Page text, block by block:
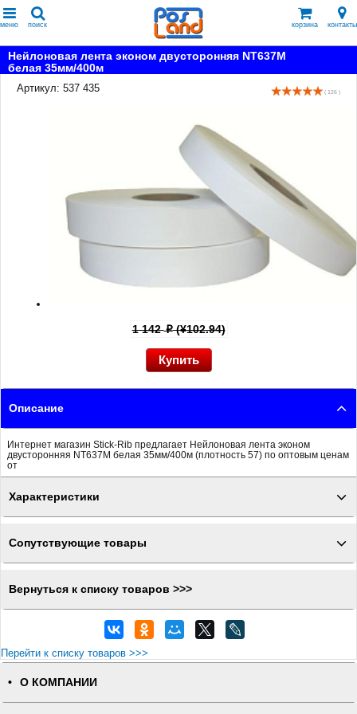
меню поиск корзина контакты
Нейлоновая лента эконом двусторонняя NT637M
белая 35мм/400м
Артикул: 537 435
( 126 )
1 142p(¥102.94)
Описание
Интернет магазин Stick-Rib предлагает Нейлоновая лента эконом
двусторонняя NT637M белая 35мм/400м (плотность 57) по оптовым ценам
от
Характеристики
Сопутствующие товары
Вернуться к списку товаров >>>
Перейти к списку товаров >>>
О КОМПАНИИ